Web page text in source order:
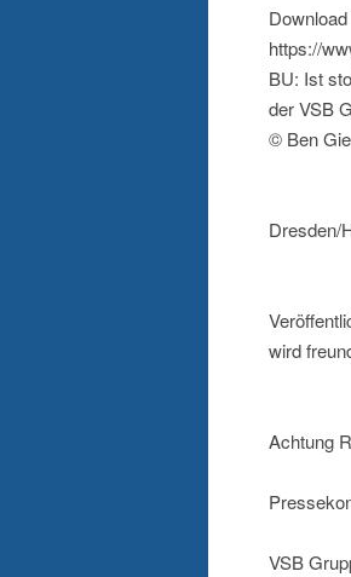
https://
BU: Ist
der VSB
© Ben
Dresden/
wird
Achtung
VSB